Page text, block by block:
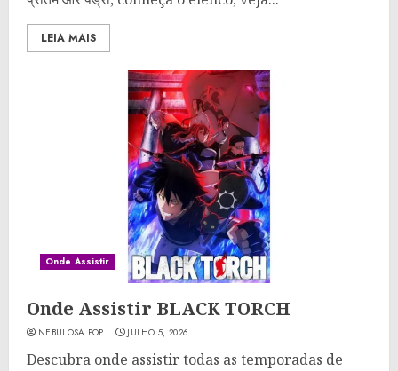
LEIA MAIS
Onde Assistir
Onde Assistir BLACK TORCH
NEBULOSA POP JULHO 5, 2026
Descubra onde assistir todas as temporadas de